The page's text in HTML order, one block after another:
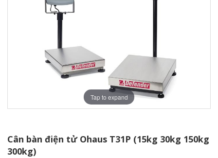
Tap to expand
Cân bàn điện tử Ohaus T31P (15kg 30kg 150kg
300kg)